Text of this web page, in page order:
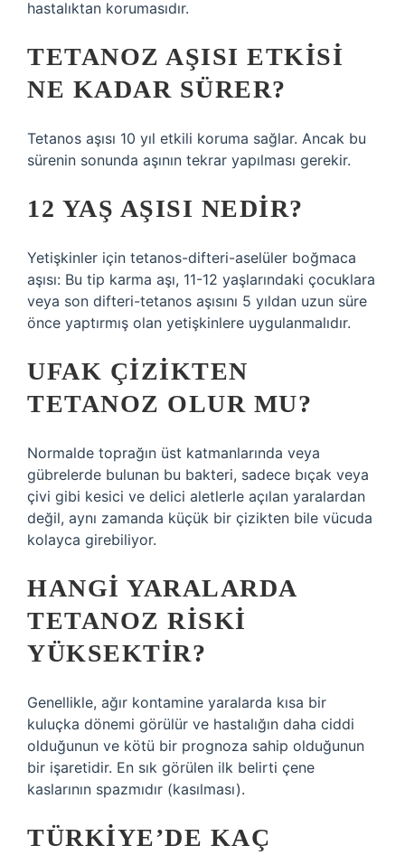
hastalıktan korumasıdır.
TETANOZ AŞISI ETKISI
NE KADAR SÜRER?
Tetanos aşısı 10 yıl etkili koruma sağlar. Ancak bu
sürenin sonunda aşının tekrar yapılması gerekir.
12 YAŞ AŞISI NEDIR?
Yetişkinler için tetanos-difteri-aselüler boğmaca
aşısı: Bu tip karma aşı, 11-12 yaşlarındaki çocuklara
veya son difteri-tetanos aşısını 5 yıldan uzun süre
önce yaptırmış olan yetişkinlere uygulanmalıdır.
UFAK ÇIZIKTEN
TETANOZ OLUR MU?
Normalde toprağın üst katmanlarında veya
gübrelerde bulunan bu bakteri, sadece bıçak veya
çivi gibi kesici ve delici aletlerle açılan yaralardan
değil, aynı zamanda küçük bir çizikten bile vücuda
kolayca girebiliyor.
HANGI YARALARDA
TETANOZ RISKI
YÜKSEKTIR?
Genellikle, ağır kontamine yaralarda kısa bir
kuluçka dönemi görülür ve hastalığın daha ciddi
olduğunun ve kötü bir prognoza sahip olduğunun
bir işaretidir. En sık görülen ilk belirti çene
kaslarının spazmıdır (kasılması).
TÜRKIYE’DE KAÇ